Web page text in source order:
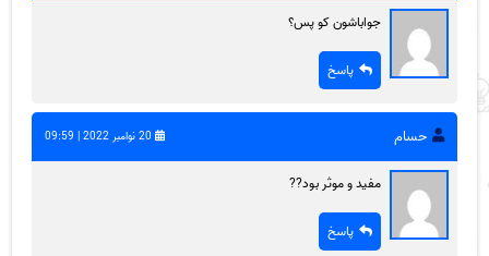
جواباشون کو پس؟
پاسخ
حسام 20 نوامبر 2022 | 09:59
مفید و موثر بود??
پاسخ